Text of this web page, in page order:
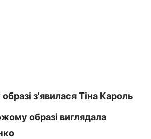
з'явилася Тіна Кароль
образі виглядала